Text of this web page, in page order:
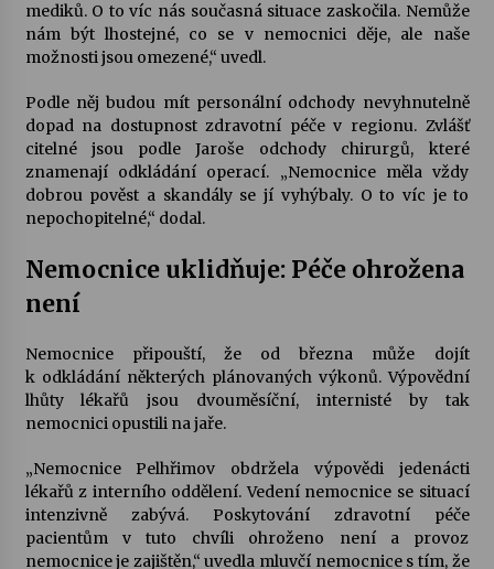
Za kulturou kousek za Humpolec. V Želivě ožije
odkaz Josefa Čapka
13. 7. 2026
Varhanní recitál Michala Novenka v Klášteře
Želiv
3. 7. 2026
Petr Adamec – Malovaný svět
30. 6. 2026
mediků. O to víc nás současná situace zaskočila. Nemůže
nám být lhostejné, co se v nemocnici děje, ale naše
možnosti jsou omezené,“ uvedl.
Podle něj budou mít personální odchody nevyhnutelně
dopad na dostupnost zdravotní péče v regionu. Zvlášť
citelné jsou podle Jaroše odchody chirurgů, které
znamenají odkládání operací. „Nemocnice měla vždy
dobrou pověst a skandály se jí vyhýbaly. O to víc je to
nepochopitelné,“ dodal.
Nemocnice uklidňuje: Péče ohrožena
není
Nemocnice připouští, že od března může dojít
k odkládání některých plánovaných výkonů. Výpovědní
lhůty lékařů jsou dvouměsíční, internisté by tak
nemocnici opustili na jaře.
„Nemocnice Pelhřimov obdržela výpovědi jedenácti
lékařů z interního oddělení. Vedení nemocnice se situací
intenzivně zabývá. Poskytování zdravotní péče
pacientům v tuto chvíli ohroženo není a provoz
nemocnice je zajištěn,“ uvedla mluvčí nemocnice s tím, že